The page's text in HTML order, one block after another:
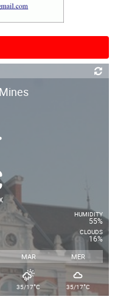
HUMIDITY
55%
CLOUDS
16%
MAR MER
35/17°C 35/17°C